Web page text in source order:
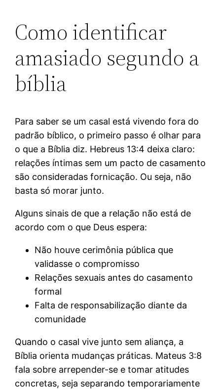
Como identificar
amasiado segundo a
bíblia
Para saber se um casal está vivendo fora do
padrão bíblico, o primeiro passo é olhar para
o que a Bíblia diz. Hebreus 13:4 deixa claro:
relações íntimas sem um pacto de casamento
são consideradas fornicação. Ou seja, não
basta só morar junto.
Alguns sinais de que a relação não está de
acordo com o que Deus espera:
Não houve cerimônia pública que
validasse o compromisso
Relações sexuais antes do casamento
formal
Falta de responsabilização diante da
comunidade
Quando o casal vive junto sem aliança, a
Bíblia orienta mudanças práticas. Mateus 3:8
fala sobre arrepender-se e tomar atitudes
concretas, seja separando temporariamente